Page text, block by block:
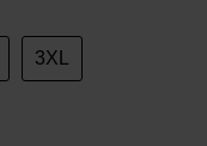
3XL